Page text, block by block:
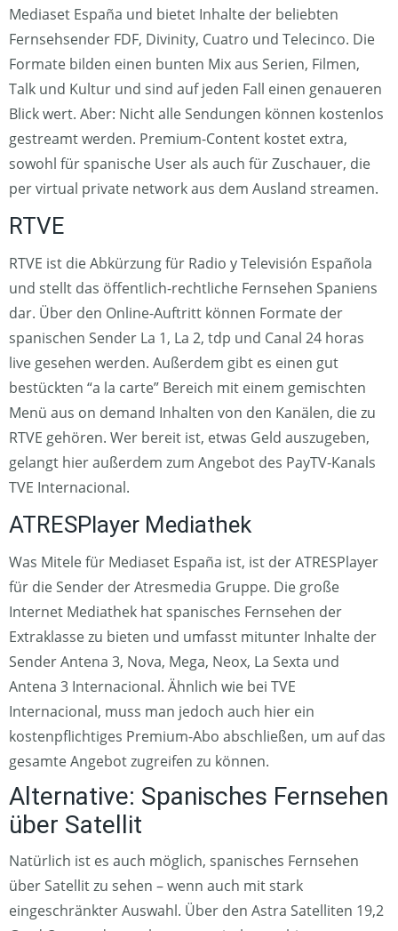
Mediaset España und bietet Inhalte der beliebten
Fernsehsender FDF, Divinity, Cuatro und Telecinco. Die
Formate bilden einen bunten Mix aus Serien, Filmen,
Talk und Kultur und sind auf jeden Fall einen genaueren
Blick wert. Aber: Nicht alle Sendungen können kostenlos
gestreamt werden. Premium-Content kostet extra,
sowohl für spanische User als auch für Zuschauer, die
per virtual private network aus dem Ausland streamen.
RTVE
RTVE ist die Abkürzung für Radio y Televisión Española
und stellt das öffentlich-rechtliche Fernsehen Spaniens
dar. Über den Online-Auftritt können Formate der
spanischen Sender La 1, La 2, tdp und Canal 24 horas
live gesehen werden. Außerdem gibt es einen gut
bestückten “a la carte” Bereich mit einem gemischten
Menü aus on demand Inhalten von den Kanälen, die zu
RTVE gehören. Wer bereit ist, etwas Geld auszugeben,
gelangt hier außerdem zum Angebot des PayTV-Kanals
TVE Internacional.
ATRESPlayer Mediathek
Was Mitele für Mediaset España ist, ist der ATRESPlayer
für die Sender der Atresmedia Gruppe. Die große
Internet Mediathek hat spanisches Fernsehen der
Extraklasse zu bieten und umfasst mitunter Inhalte der
Sender Antena 3, Nova, Mega, Neox, La Sexta und
Antena 3 Internacional. Ähnlich wie bei TVE
Internacional, muss man jedoch auch hier ein
kostenpflichtiges Premium-Abo abschließen, um auf das
gesamte Angebot zugreifen zu können.
Alternative: Spanisches Fernsehen
über Satellit
Natürlich ist es auch möglich, spanisches Fernsehen
über Satellit zu sehen – wenn auch mit stark
eingeschränkter Auswahl. Über den Astra Satelliten 19,2